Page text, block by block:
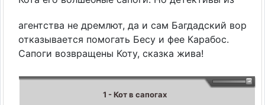
агентства не дремлют, да и сам Багдадский вор
отказывается помогать Бесу и фее Карабос.
Сапоги возвращены Коту, сказка жива!
1 - Кот в сапогах